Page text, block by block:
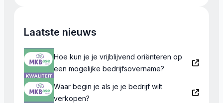
Laatste nieuws
Hoe kun je je vrijblijvend oriënteren op
een mogelijke bedrijfsovername?
Waar begin je als je je bedrijf wilt
verkopen?